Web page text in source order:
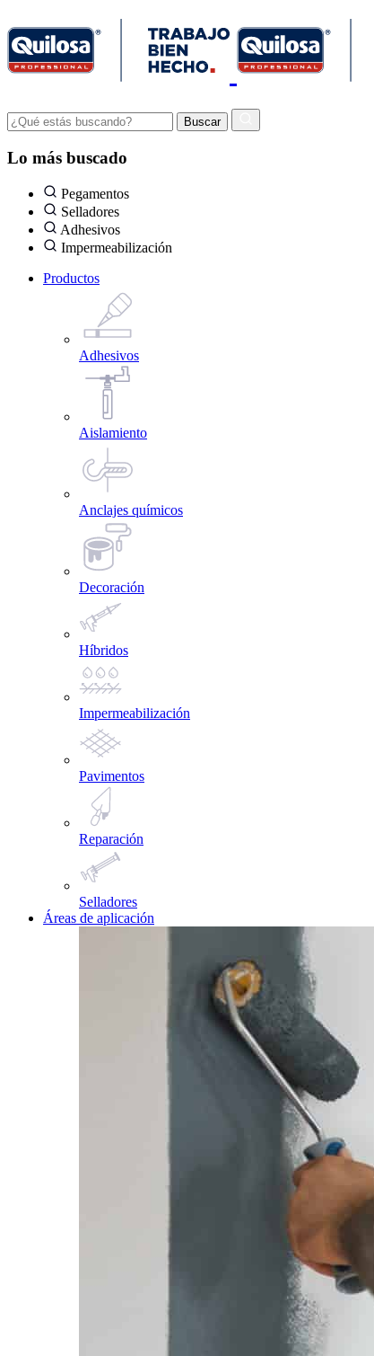
Lo más buscado
Pegamentos
Selladores
Adhesivos
Impermeabilización
Productos
Adhesivos
Aislamiento
Anclajes químicos
Decoración
Híbridos
Impermeabilización
Pavimentos
Reparación
Selladores
Áreas de aplicación